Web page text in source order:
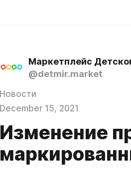
Маркетплейс
@detmir.market
Новости
December 15, 2021
Изменение